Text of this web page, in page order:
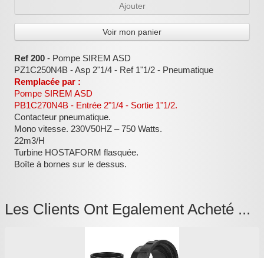
Ajouter
Voir mon panier
Ref 200 - Pompe SIREM ASD
PZ1C250N4B - Asp 2"1/4 - Ref 1"1/2 - Pneumatique
Remplacée par :
Pompe SIREM ASD
PB1C270N4B - Entrée 2"1/4 - Sortie 1"1/2.
Contacteur pneumatique.
Mono vitesse. 230V50HZ – 750 Watts.
22m3/H
Turbine HOSTAFORM flasquée.
Boîte à bornes sur le dessus.
Les Clients Ont Egalement Acheté ...